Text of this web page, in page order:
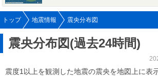
トップ 地震情報 震央分布図
震央分布図(過去24時間)
震度1以上を観測した地震の震央を地図上に表